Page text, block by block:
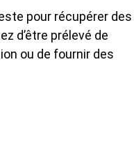
pour récupérer des
d’être prélevé de
ou de fournir des